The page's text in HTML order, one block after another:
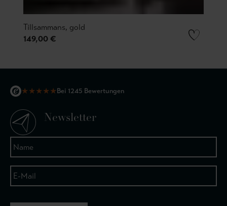
Tillsammans, gold
149,00 €
★★★★★Bei 1245 Bewertungen
Newsletter